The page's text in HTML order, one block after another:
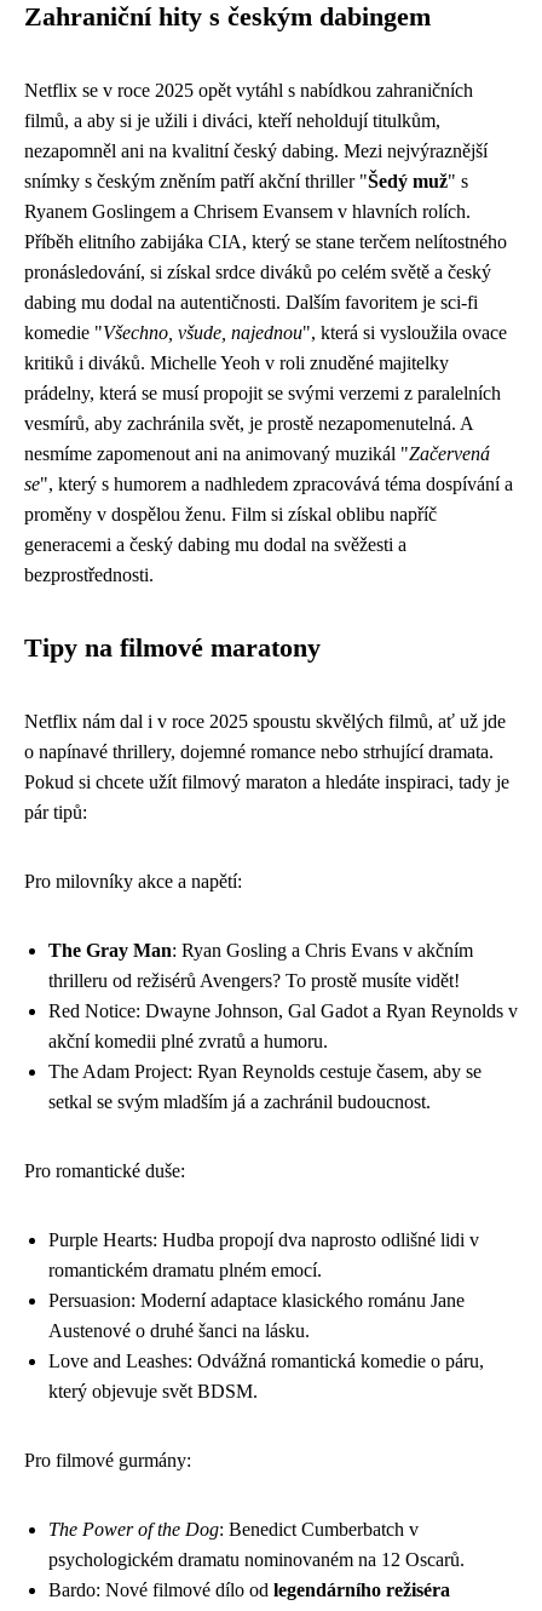
Zahraniční hity s českým dabingem
Netflix se v roce 2025 opět vytáhl s nabídkou zahraničních
filmů, a aby si je užili i diváci, kteří neholdují titulkům,
nezapomněl ani na kvalitní český dabing. Mezi nejvýraznější
snímky s českým zněním patří akční thriller "Šedý muž" s
Ryanem Goslingem a Chrisem Evansem v hlavních rolích.
Příběh elitního zabijáka CIA, který se stane terčem nelítostného
pronásledování, si získal srdce diváků po celém světě a český
dabing mu dodal na autentičnosti. Dalším favoritem je sci-fi
komedie "Všechno, všude, najednou", která si vysloužila ovace
kritiků i diváků. Michelle Yeoh v roli znuděné majitelky
prádelny, která se musí propojit se svými verzemi z paralelních
vesmírů, aby zachránila svět, je prostě nezapomenutelná. A
nesmíme zapomenout ani na animovaný muzikál "Začervená
se", který s humorem a nadhledem zpracovává téma dospívání a
proměny v dospělou ženu. Film si získal oblibu napříč
generacemi a český dabing mu dodal na svěžesti a
bezprostřednosti.
Tipy na filmové maratony
Netflix nám dal i v roce 2025 spoustu skvělých filmů, ať už jde
o napínavé thrillery, dojemné romance nebo strhující dramata.
Pokud si chcete užít filmový maraton a hledáte inspiraci, tady je
pár tipů:
Pro milovníky akce a napětí:
The Gray Man: Ryan Gosling a Chris Evans v akčním
thrilleru od režisérů Avengers? To prostě musíte vidět!
Red Notice: Dwayne Johnson, Gal Gadot a Ryan Reynolds v
akční komedii plné zvratů a humoru.
The Adam Project: Ryan Reynolds cestuje časem, aby se
setkal se svým mladším já a zachránil budoucnost.
Pro romantické duše:
Purple Hearts: Hudba propojí dva naprosto odlišné lidi v
romantickém dramatu plném emocí.
Persuasion: Moderní adaptace klasického románu Jane
Austenové o druhé šanci na lásku.
Love and Leashes: Odvážná romantická komedie o páru,
který objevuje svět BDSM.
Pro filmové gurmány:
The Power of the Dog: Benedict Cumberbatch v
psychologickém dramatu nominovaném na 12 Oscarů.
Bardo: Nové filmové dílo od legendárního režiséra